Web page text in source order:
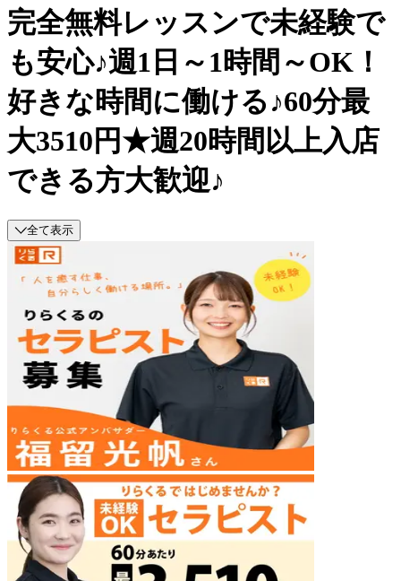
完全無料レッスンで未経験で
も安心♪週1日～1時間～OK！
好きな時間に働ける♪60分最
大3510円★週20時間以上入店
できる方大歓迎♪
全て表示